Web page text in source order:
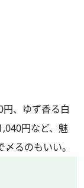
、ゆず香る白
円など、魅
るのもいい。